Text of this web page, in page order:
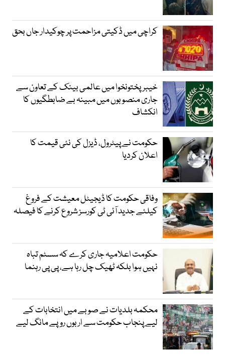
کراچی میں ڈکیتی مزاحمت پر چوکیدار جاں بحق
خیبرپختونخوا میں عالمی بینک کے تعاون سے
جاری منصوبوں میں مبینہ بے ضابطگیوں کا
انکشاف
حکومت نے پیٹرول، ڈیزل کی نئی قیمت کا
اعلان کردیا
وفاقی حکومت کا ڈیجیٹل معیشت کے فروغ
کیلئے جدید آئی ٹی کورسز شروع کرنے کا فیصلہ
حکومت اعلامیہ جاری کرے کہ سسٹم تباہ
نہیں ہوا بلکہ ٹھیک چل رہا ہے، پی پی رہنما
محکمہ بلدیات نے صوبے میں انتخابات کے
لیے پنجاب حکومت سے اربوں روپے مانگ لیے